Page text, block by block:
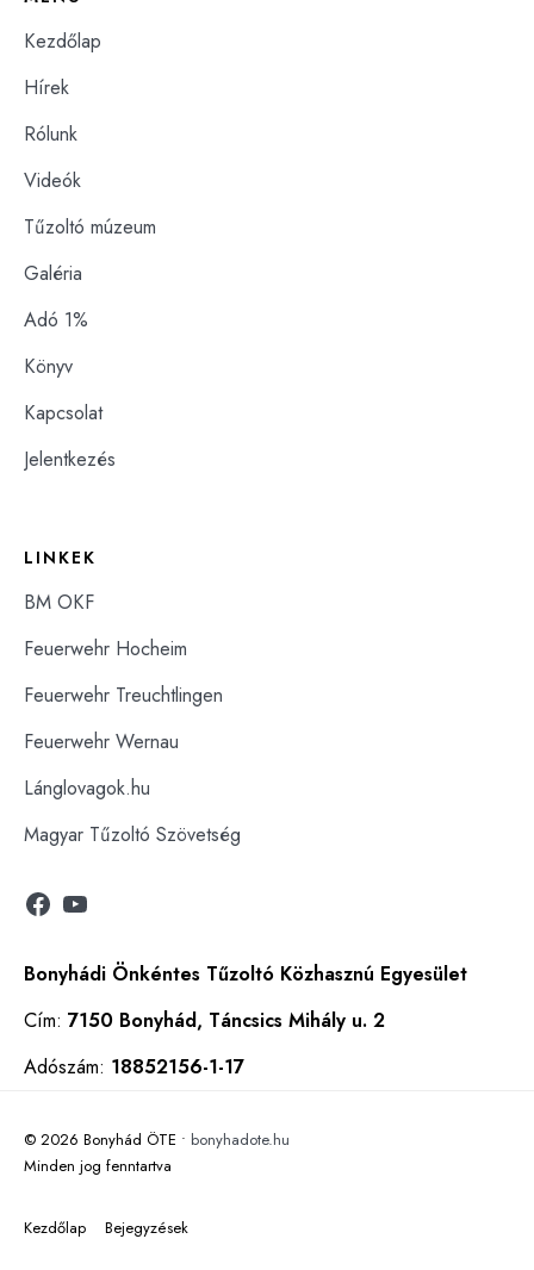
Kezdőlap
Hírek
Rólunk
Videók
Tűzoltó múzeum
Galéria
Adó 1%
Könyv
Kapcsolat
Jelentkezés
LINKEK
BM OKF
Feuerwehr Hocheim
Feuerwehr Treuchtlingen
Feuerwehr Wernau
Lánglovagok.hu
Magyar Tűzoltó Szövetség
Facebook
YouTube
Bonyhádi Önkéntes Tűzoltó Közhasznú Egyesület
Cím: 7150 Bonyhád, Táncsics Mihály u. 2
Adószám: 18852156-1-17
© 2026 Bonyhád ÖTE • bonyhadote.hu
Minden jog fenntartva
Kezdőlap Bejegyzések